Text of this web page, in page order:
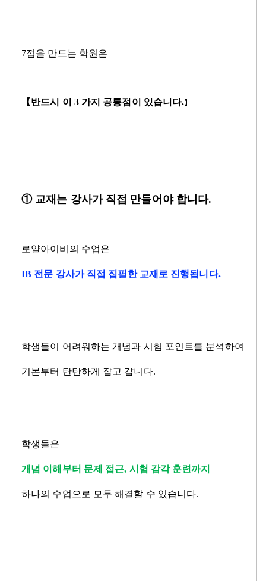
7점을 만드는 학원은
【반드시 이 3 가지 공통점이 있습니다.】
① 교재는 강사가 직접 만들어야 합니다.
로얄아이비의 수업은
IB 전문 강사가 직접 집필한 교재로 진행됩니다.
학생들이 어려워하는 개념과 시험 포인트를 분석하여
기본부터 탄탄하게 잡고 갑니다.
학생들은
개념 이해부터 문제 접근, 시험 감각 훈련까지
하나의 수업으로 모두 해결할 수 있습니다.